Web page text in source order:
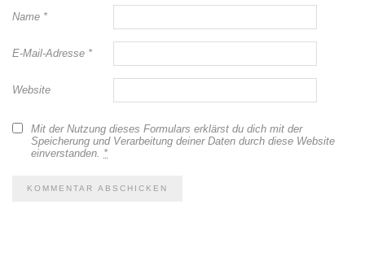
Name *
E-Mail-Adresse *
Website
Mit der Nutzung dieses Formulars erklärst du dich mit der
Speicherung und Verarbeitung deiner Daten durch diese Website
einverstanden. *